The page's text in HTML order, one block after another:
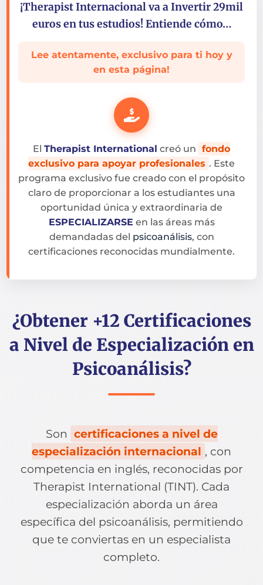
¡Therapist Internacional va a Invertir 29mil
euros en tus estudios! Entiende cómo…
Lee atentamente, exclusivo para ti hoy y
en esta página!
El Therapist International creó un fondo
exclusivo para apoyar profesionales . Este
programa exclusivo fue creado con el propósito
claro de proporcionar a los estudiantes una
oportunidad única y extraordinaria de
ESPECIALIZARSE en las áreas más
demandadas del psicoanálisis, con
certificaciones reconocidas mundialmente.
¿Obtener +12 Certificaciones
a Nivel de Especialización en
Psicoanálisis?
Son certificaciones a nivel de
especialización internacional , con
competencia en inglés, reconocidas por
Therapist International (TINT). Cada
especialización aborda un área
específica del psicoanálisis, permitiendo
que te conviertas en un especialista
completo.